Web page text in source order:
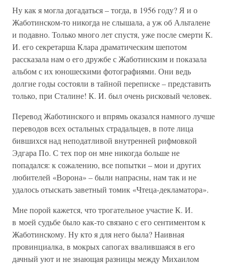
Ну как я могла догадаться – тогда, в 1956 году? Я и о
Жаботинском-то никогда не слышала, а уж об Альталене
и подавно. Только много лет спустя, уже после смерти К.
И. его секретарша Клара драматическим шепотом
рассказала нам о его дружбе с Жаботинским и показала
альбом с их юношескими фотографиями. Они ведь
долгие годы состояли в тайной переписке – представить
только, при Сталине! К. И. был очень рисковый человек.
Перевод Жаботинского и впрямь оказался намного лучше
переводов всех остальных страдальцев, в поте лица
бившихся над неподатливой внутренней рифмовкой
Эдгара По. С тех пор он мне никогда больше не
попадался: к сожалению, все попытки – мои и других
любителей «Ворона» – были напрасны, нам так и не
удалось отыскать заветный томик «Чтеца-декламатора».
Мне порой кажется, что трогательное участие К. И.
в моей судьбе было как-то связано с его сентиментом к
Жаботинскому. Ну кто я для него была? Наивная
провинциалка, в мокрых сапогах ввалившаяся в его
дачный уют и не знающая разницы между Михаилом